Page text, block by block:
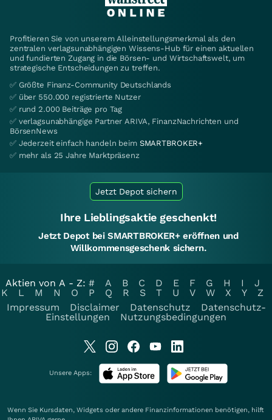
Profitieren Sie von unserem Alleinstellungsmerkmal als den
zentralen verlagsunabhängigen Wissens-Hub für einen aktuellen
und fundierten Zugang in die Börsen- und Wirtschaftswelt, um
strategische Entscheidungen zu treffen.
✅ Größte Finanz-Community Deutschlands
✅ über 550.000 registrierte Nutzer
✅ rund 2.000 Beiträge pro Tag
✅ verlagsunabhängige Partner ARIVA, FinanzNachrichten und
BörsenNews
✅ Jederzeit einfach handeln beim SMARTBROKER+
✅ mehr als 25 Jahre Marktpräsenz
Jetzt Depot sichern
Ihre Lieblingsaktie geschenkt!
Jetzt Depot bei SMARTBROKER+ eröffnen und
Willkommensgeschenk sichern.
Aktien von A - Z: # A B C D E F G H I
J
K
L M N O P Q R S T U V W X Y
Z
Impressum
Disclaimer Datenschutz
Datenschutz-
Einstellungen
Nutzungsbedingungen
Unsere Apps:
Wenn Sie Kursdaten, Widgets oder andere Finanzinformationen benötigen, hilft